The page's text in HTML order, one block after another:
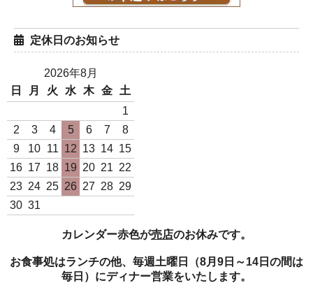
白米1Kg袋（ミルキー
クイーン 令和7年度産）
880円(税込)
定休日のお知らせ
2026年8月
日
月 火 水 木 金
土
1
2
3 4 5 6 7
8
9
10 11 12 13 14 15
16 17 18 19 20 21 22
23 24 25 26 27 28 29
30 31
カレンダー赤色が売店のお休みです。
お食事処はランチの他、毎週土曜日（8月9日～14日の間は
毎日）にディナー営業をいたします。